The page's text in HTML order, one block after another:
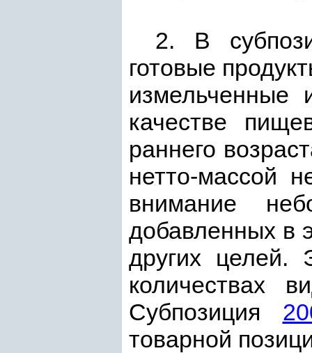
2. В
готовые
измельченные
качестве
раннего
нетто-массой
внимание
добавленных в
других целей.
количествах
Субпозиция
товарной